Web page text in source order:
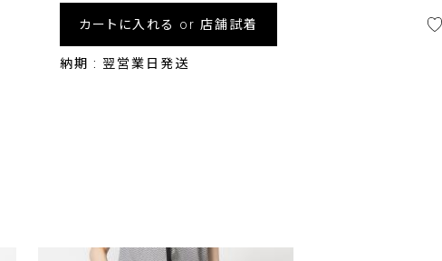
カートに入れる or 店舗試着
納期 : 翌営業日発送